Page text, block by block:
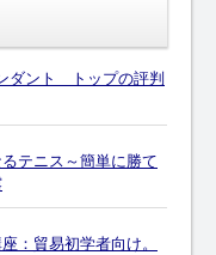
ント トップの評判
テニス～簡単に勝て
：貿易初学者向け。